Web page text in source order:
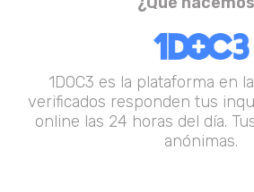
1DOC3 es la plataforma en
verificados responden tus
online las 24 horas del día.
anónimas.